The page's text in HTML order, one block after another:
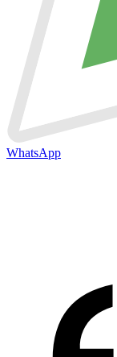
WhatsApp